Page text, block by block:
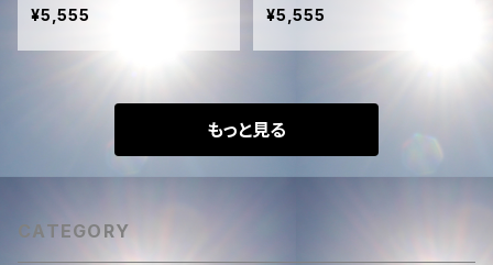
レイヒーリング（15分）＋43
2Hzタキオン音源プレゼント
｜全エネルギー浄化✨ ATV
ification (Remote 15min)
+ 432Hz Tachyon Music
¥5,555
イヒーリング（15分）＋432H
zタキオン音源プレゼント｜
純粋・高次元接続✨ Serapi
e 15min) + 432Hz Tachy
on Music Gift
¥5,555
もっと見る
CATEGORY